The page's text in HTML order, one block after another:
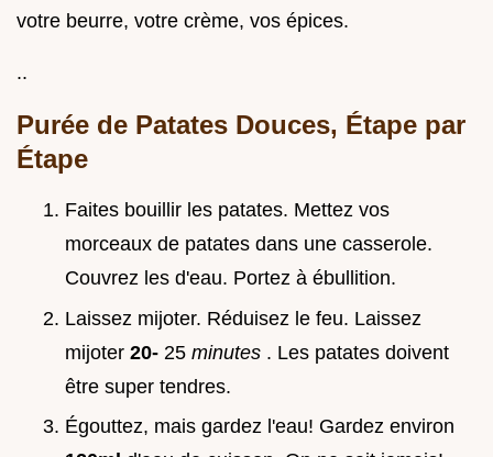
votre beurre, votre crème, vos épices.
..
Purée de Patates Douces, Étape par
Étape
Faites bouillir les patates. Mettez vos
morceaux de patates dans une casserole.
Couvrez les d'eau. Portez à ébullition.
Laissez mijoter. Réduisez le feu. Laissez
mijoter 20- 25 minutes . Les patates doivent
être super tendres.
Égouttez, mais gardez l'eau! Gardez environ